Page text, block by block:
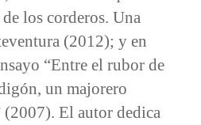
los corderos. Una
(2012); y en
“Entre el rubor de
un majorero
(2007). El autor dedica